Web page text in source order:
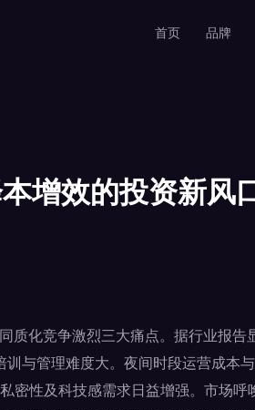
首页 品牌
增效的投资新风
质化竞争激烈三大痛点。据行业报告
与管理难度大。夜间时段运营成本
密性及科技感需求日益增强。市场呼